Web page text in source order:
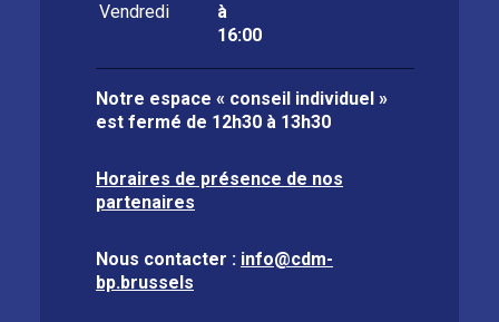
Vendredi
à
16:00
Notre espace « conseil individuel »
est fermé de 12h30 à 13h30
Horaires de présence de nos
partenaires
Nous contacter : info@cdm-
bp.brussels